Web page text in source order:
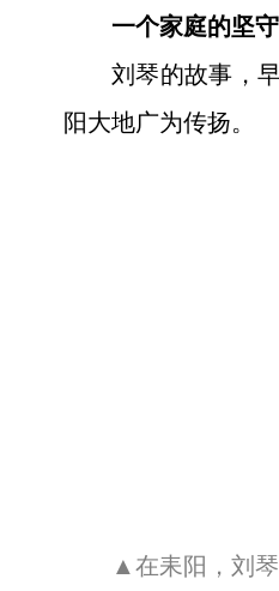
一个家庭的坚
刘琴的故事，
阳大地广为传扬。
▲在耒阳，刘琴